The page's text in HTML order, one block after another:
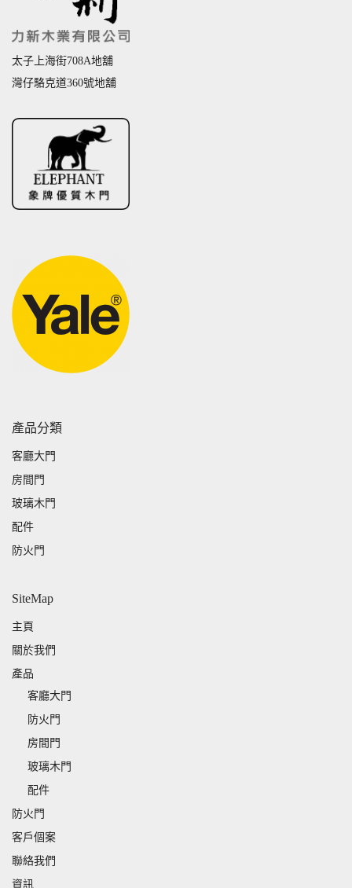
太子上海街708A地舖
灣仔駱克道360號地舖
產品分類
客廳大門
房間門
玻璃木門
配件
防火門
SiteMap
主頁
關於我們
產品
客廳大門
防火門
房間門
玻璃木門
配件
防火門
客戶個案
聯絡我們
資訊